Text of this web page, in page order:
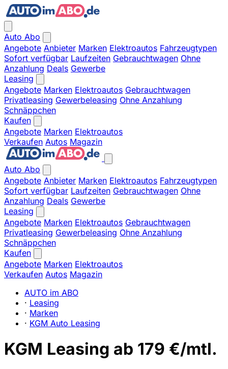
Auto Abo
Angebote Anbieter Marken Elektroautos Fahrzeugtypen
Sofort verfügbar Laufzeiten Gebrauchtwagen Ohne
Anzahlung Deals Gewerbe
Leasing
Angebote Marken Elektroautos Gebrauchtwagen
Privatleasing Gewerbeleasing Ohne Anzahlung
Schnäppchen
Kaufen
Angebote Marken Elektroautos
Verkaufen Autos Magazin
Auto Abo
Angebote Anbieter Marken Elektroautos Fahrzeugtypen
Sofort verfügbar Laufzeiten Gebrauchtwagen Ohne
Anzahlung Deals Gewerbe
Leasing
Angebote Marken Elektroautos Gebrauchtwagen
Privatleasing Gewerbeleasing Ohne Anzahlung
Schnäppchen
Kaufen
Angebote Marken Elektroautos
Verkaufen Autos Magazin
AUTO im ABO
· Leasing
· Marken
· KGM Auto Leasing
KGM Leasing ab 179 €/mtl.